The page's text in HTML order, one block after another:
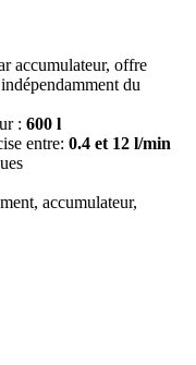
accumulateur, offre
du
: 600 l
entre: 0.4 et 12 l/min
accumulateur,